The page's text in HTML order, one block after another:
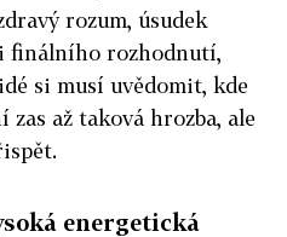
rozum, úsudek
finálního rozhodnutí,
si musí uvědomit, kde
až taková hrozba, ale
energetická